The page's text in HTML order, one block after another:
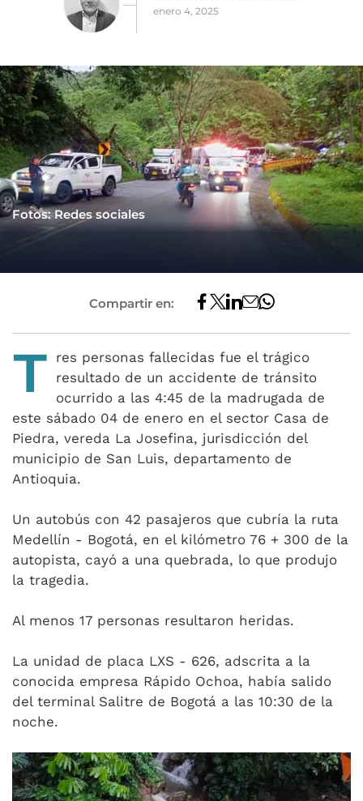
enero 4, 2025
Fotos: Redes sociales
Compartir en:
T res personas fallecidas fue el trágico
resultado de un accidente de tránsito
ocurrido a las 4:45 de la madrugada de
este sábado 04 de enero en el sector Casa de
Piedra, vereda La Josefina, jurisdicción del
municipio de San Luis, departamento de
Antioquia.
Un autobús con 42 pasajeros que cubría la ruta
Medellín - Bogotá, en el kilómetro 76 + 300 de la
autopista, cayó a una quebrada, lo que produjo
la tragedia.
Al menos 17 personas resultaron heridas.
La unidad de placa LXS - 626, adscrita a la
conocida empresa Rápido Ochoa, había salido
del terminal Salitre de Bogotá a las 10:30 de la
noche.